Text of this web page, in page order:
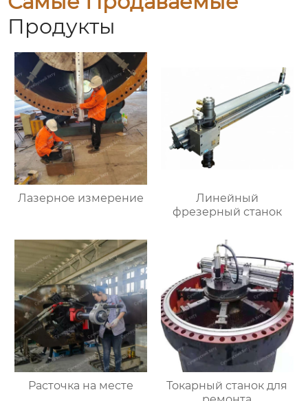
Продукты
Лазерное измерение
Линейный
фрезерный станок
Расточка на месте
Токарный станок для